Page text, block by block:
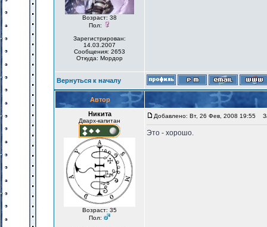
Возраст: 38
Пол:
Зарегистрирован:
14.03.2007
Сообщения: 2653
Откуда: Мордор
Вернуться к началу
Автор
Никита
Дварх-капитан
Возраст: 35
Пол:
Добавлено: Вт, 26 Фев, 2008 19:55
Это - хорошо.